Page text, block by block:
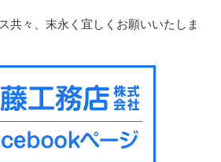
共々、末永く宜しくお願いいたしま